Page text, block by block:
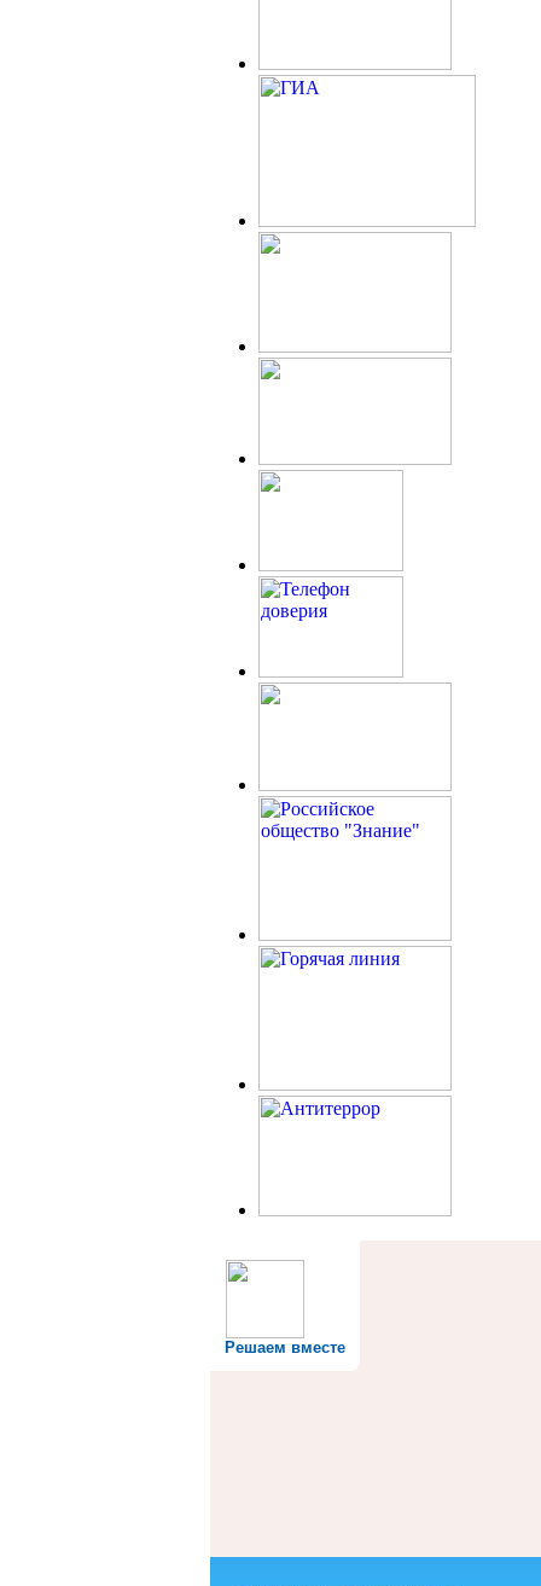
Решаем вместе